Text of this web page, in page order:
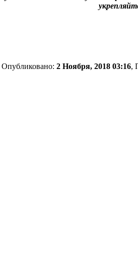
Опубликовано: 2 Ноября, 2018 03:16,